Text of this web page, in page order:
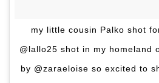
my little cousin Palko shot
@lallo25 shot in my homeland
by @zaraeloise so excited to